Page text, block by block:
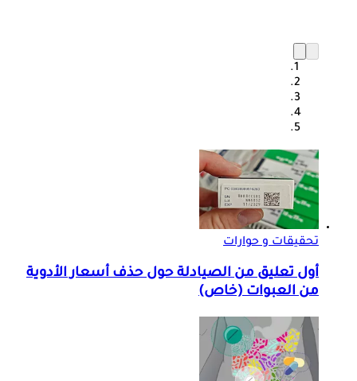
تحقيقات و حوارات
أول تعليق من الصيادلة حول حذف أسعار الأدوية
من العبوات (خاص)